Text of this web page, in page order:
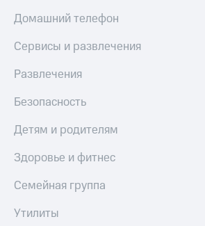
Домашний телефон
Сервисы и развлечения
Развлечения
Безопасность
Детям и родителям
Здоровье и фитнес
Семейная группа
Утилиты